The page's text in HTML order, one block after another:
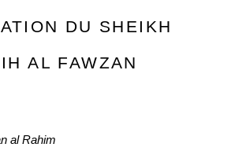
DU SHEIKH
AL FAWZAN
al Rahim